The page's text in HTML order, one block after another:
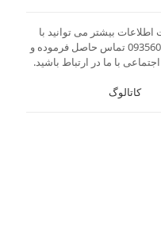
بیشتر می توانید با
شماره 09356050292 تماس حاصل فرموده و
با ما در ارتباط باشید.
کاتالوگ